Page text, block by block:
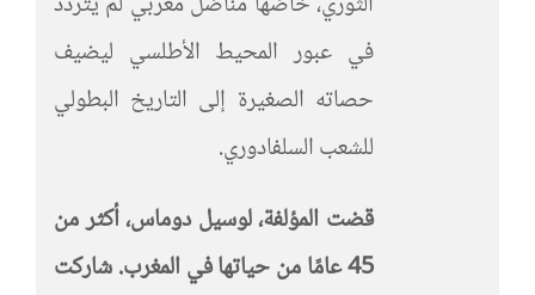
في عبور المحيط الأطلسي ليضيف
حصاته الصغيرة إلى التاريخ البطولي
للشعب السلفادوري.
قضت المؤلفة، لوسيل دوماس، أكثر من
45 عامًا من حياتها في المغرب. شاركت